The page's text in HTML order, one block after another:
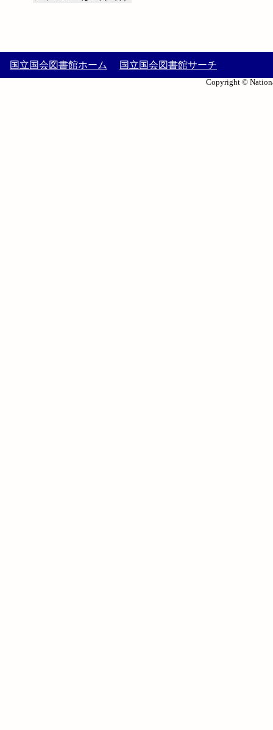
国立国会図書館ホーム 国立国会図書館サーチ
Copyright ©